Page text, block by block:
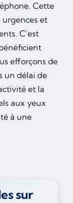
Cette
et
C’est
efforçons de
un délai de
et la
aux yeux
à une
sur